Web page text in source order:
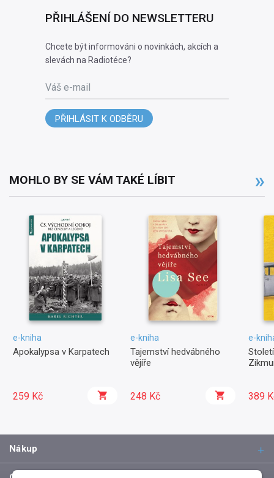
PŘIHLÁŠENÍ DO NEWSLETTERU
Chcete být informováni o novinkách, akcích a
slevách na Radiotéce?
Váš e-mail
PŘIHLÁSIT K ODBĚRU
MOHLO BY SE VÁM TAKÉ LÍBIT
e-kniha
Apokalypsa v Karpatech
259 Kč
e-kniha
Tajemství hedvábného
vějíře
248 Kč
e-
389
Nákup